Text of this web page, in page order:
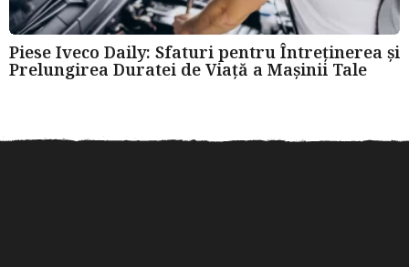
Piese Iveco Daily: Sfaturi pentru Întreținerea și
Prelungirea Duratei de Viață a Mașinii Tale